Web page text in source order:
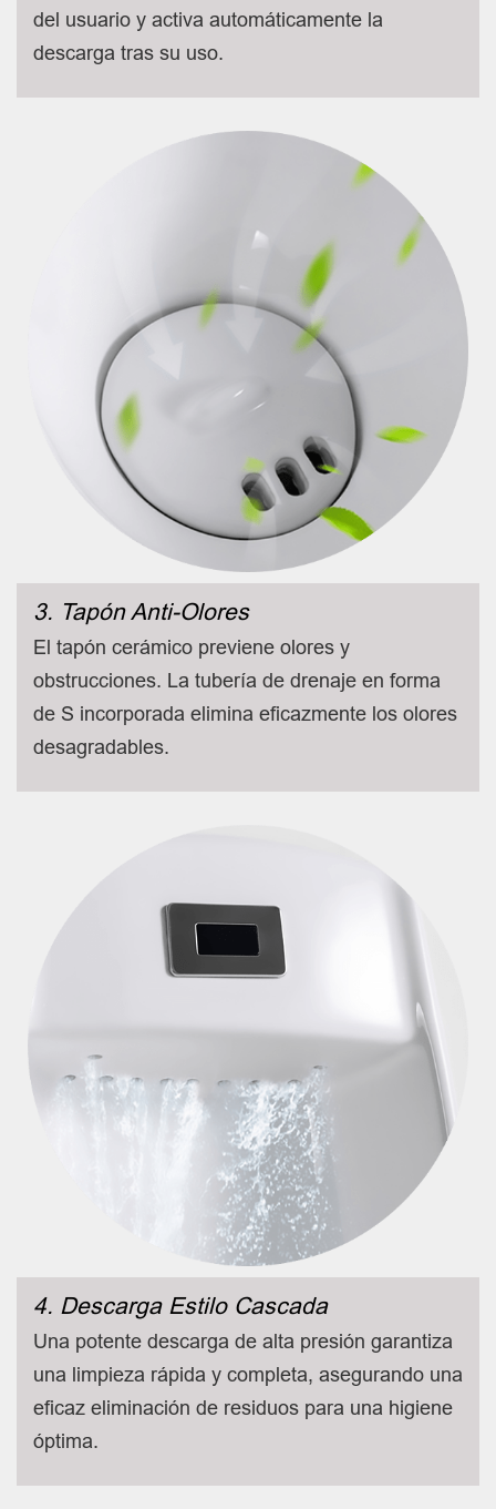
del usuario y activa automáticamente la
descarga tras su uso.
3. Tapón Anti-Olores
El tapón cerámico previene olores y
obstrucciones. La tubería de drenaje en forma
de S incorporada elimina eficazmente los olores
desagradables.
4. Descarga Estilo Cascada
Una potente descarga de alta presión garantiza
una limpieza rápida y completa, asegurando una
eficaz eliminación de residuos para una higiene
óptima.